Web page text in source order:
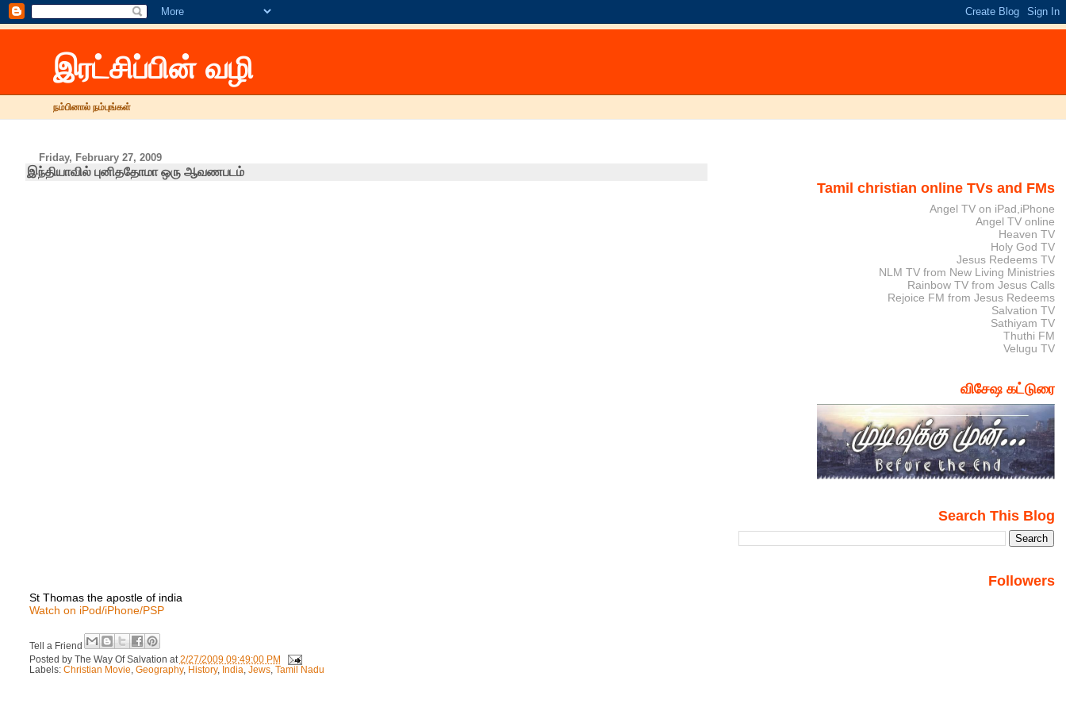
இரட்சிப்பின் வழி
நம்பினால் நம்புங்கள்
Friday, February 27, 2009
இந்தியாவில் புனிததோமா ஒரு ஆவணபடம்
St Thomas the apostle of india
Watch on iPod/iPhone/PSP
Tell a Friend
Posted by The Way Of Salvation at 2/27/2009 09:49:00 PM
Labels: Christian Movie Geography, History, India Jews, Tamil Nadu
Tamil christian online TVs and FMs
Angel TV on iPad,iPhone
Angel TV online
Heaven TV
Holy God TV
Jesus Redeems TV
NLM TV from New Living Ministries
Rainbow TV from Jesus Calls
Rejoice FM from Jesus Redeems
Salvation TV
Sathiyam TV
Thuthi FM
Velugu TV
விசேஷ கட்டுரை
Search This Blog
Followers